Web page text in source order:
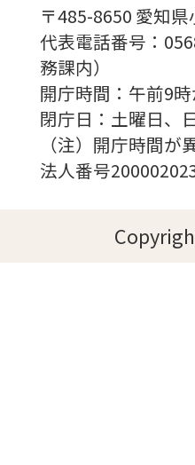
〒485-8650 愛知
代表電話番号：
務課内）
開庁時間：午前9
閉庁日：土曜日、
（注）開庁時間
法人番号